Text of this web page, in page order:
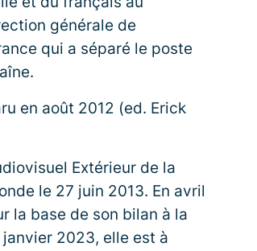
générale de
qui a séparé le poste
en août 2012 (ed. Erick
Extérieur de la
le 27 juin 2013. En avril
la base de son bilan à la
2023, elle est à